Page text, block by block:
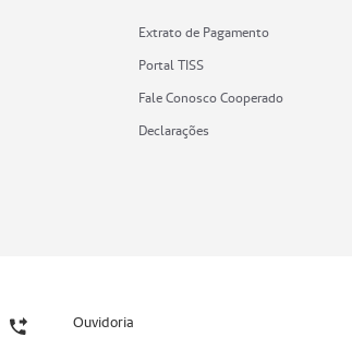
Extrato de Pagamento
Portal TISS
Fale Conosco Cooperado
Declarações
Ouvidoria